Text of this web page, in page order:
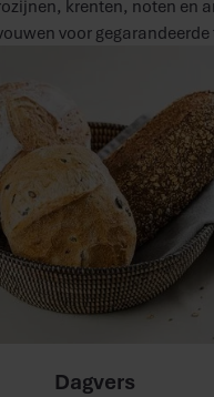
krenten, noten en
voor
Dagvers